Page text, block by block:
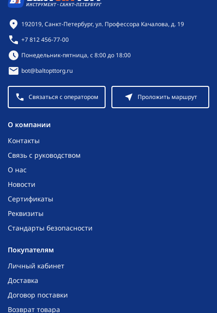
O компании
Контакты
Связь с руководством
О нас
Новости
Сертификаты
Реквизиты
Стандарты безопасности
Покупателям
Личный кабинет
Доставка
Договор поставки
Возврат товара
Контактная информация
192019, Санкт-Петербург, ул. Профессора Качалова, д. 19
+7 812 456-77-00
Режим работы:
Понедельник-пятница, с 8:00 до 18:00
bot@baltopttorg.ru
Связаться с оператором Проложить маршрут